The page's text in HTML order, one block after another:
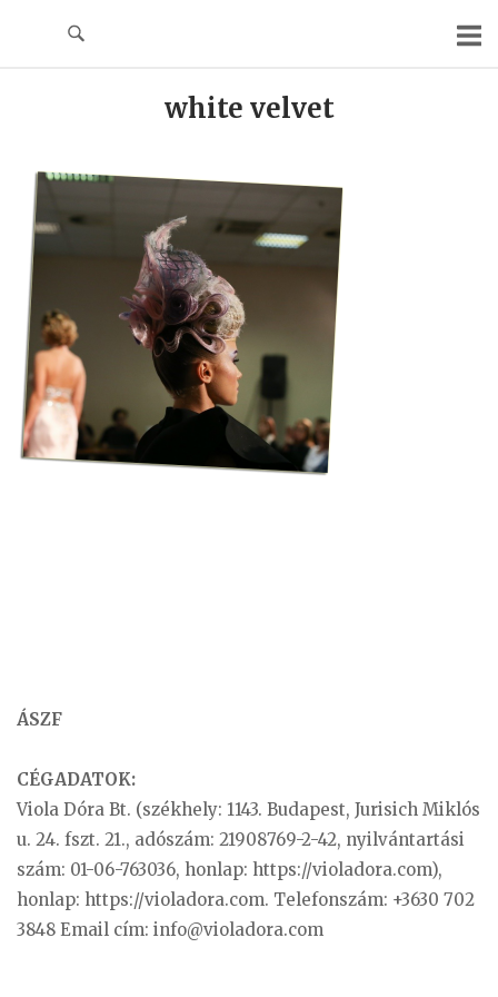
white velvet
ÁSZF
CÉGADATOK:
Viola Dóra Bt. (székhely: 1143. Budapest, Jurisich Miklós
u. 24. fszt. 21., adószám: 21908769-2-42, nyilvántartási
szám: 01-06-763036, honlap: https://violadora.com),
honlap: https://violadora.com. Telefonszám: +3630 702
3848 Email cím: info@violadora.com